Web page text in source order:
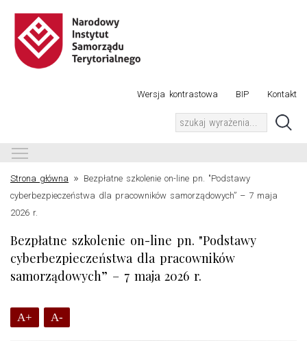
Wersja kontrastowa BIP Kontakt
Strona główna » Bezpłatne szkolenie on-line pn. "Podstawy
cyberbezpieczeństwa dla pracowników samorządowych” – 7 maja
2026 r.
Bezpłatne szkolenie on-line pn. "Podstawy
cyberbezpieczeństwa dla pracowników
samorządowych” – 7 maja 2026 r.
A+ A-